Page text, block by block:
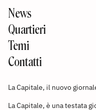
News
Quartieri
Temi
Contatti
La Capitale, il nuovo
La Capitale, è una testata